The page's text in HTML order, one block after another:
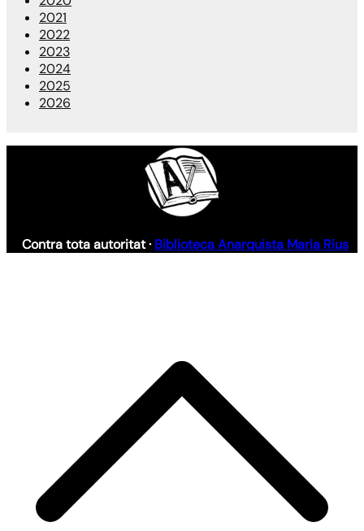
2021
2022
2023
2024
2025
2026
Contra tota autoritat ·Biblioteca Anarquista Maria Rius